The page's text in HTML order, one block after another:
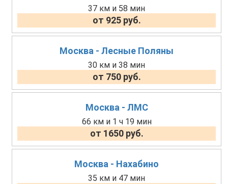
37 км и 58 мин
от 925 руб.
Москва - Лесные Поляны
30 км и 38 мин
от 750 руб.
Москва - ЛМС
66 км и 1 ч 19 мин
от 1650 руб.
Москва - Нахабино
35 км и 47 мин